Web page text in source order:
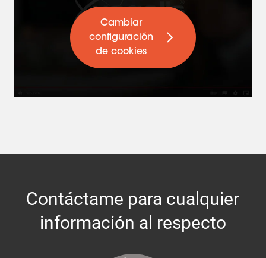
Cambiar
configuración
de cookies
Contáctame para cualquier
información al respecto